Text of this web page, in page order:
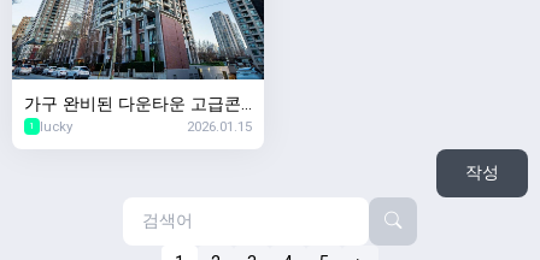
가구 완비된 다운타운 고급콘
도 29층 랜트 ( 2026년 3월5일
입주가능)
1 lucky 2026.01.15
작성